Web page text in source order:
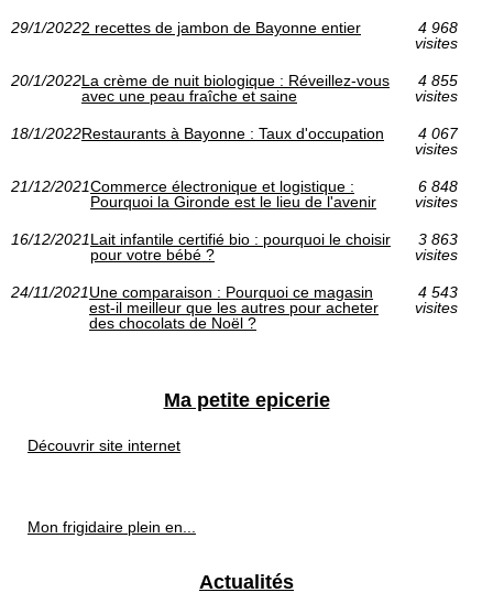
29/1/20222 recettes de jambon de Bayonne entier
4 968
visites
20/1/2022La crème de nuit biologique : Réveillez-vous
avec une peau fraîche et saine
4 855
visites
18/1/2022Restaurants à Bayonne : Taux d'occupation
4 067
visites
21/12/2021Commerce électronique et logistique :
Pourquoi la Gironde est le lieu de l'avenir
6 848
visites
16/12/2021Lait infantile certifié bio : pourquoi le choisir
pour votre bébé ?
3 863
visites
24/11/2021Une comparaison : Pourquoi ce magasin
est-il meilleur que les autres pour acheter
des chocolats de Noël ?
4 543
visites
Ma petite epicerie
Découvrir site internet
Mon frigidaire plein en...
Actualités